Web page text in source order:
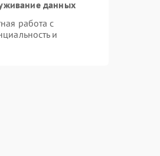
данных
работа с
и